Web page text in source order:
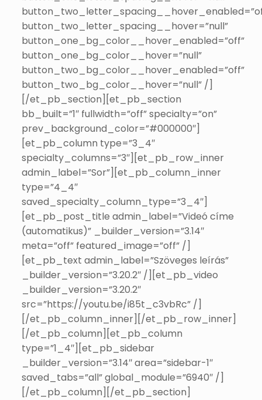
button_two_letter_spacing__hover=”null”
button_one_bg_color__hover_enabled=”off”
button_one_bg_color__hover=”null”
button_two_bg_color__hover_enabled=”off”
button_two_bg_color__hover=”null” /]
[/et_pb_section][et_pb_section
bb_built=”1″ fullwidth=”off” specialty=”on”
prev_background_color=”#000000″]
[et_pb_column type=”3_4″
specialty_columns=”3″][et_pb_row_inner
admin_label=”Sor”][et_pb_column_inner
type=”4_4″
saved_specialty_column_type=”3_4″]
[et_pb_post_title admin_label=”Videó címe
(automatikus)” _builder_version=”3.14″
meta=”off” featured_image=”off” /]
[et_pb_text admin_label=”Szöveges leírás”
_builder_version=”3.20.2″ /][et_pb_video
_builder_version=”3.20.2″
src=”https://youtu.be/i85t_c3vbRc” /]
[/et_pb_column_inner][/et_pb_row_inner]
[/et_pb_column][et_pb_column
type=”1_4″][et_pb_sidebar
_builder_version=”3.14″ area=”sidebar-1″
saved_tabs=”all” global_module=”6940″ /]
[/et_pb_column][/et_pb_section]